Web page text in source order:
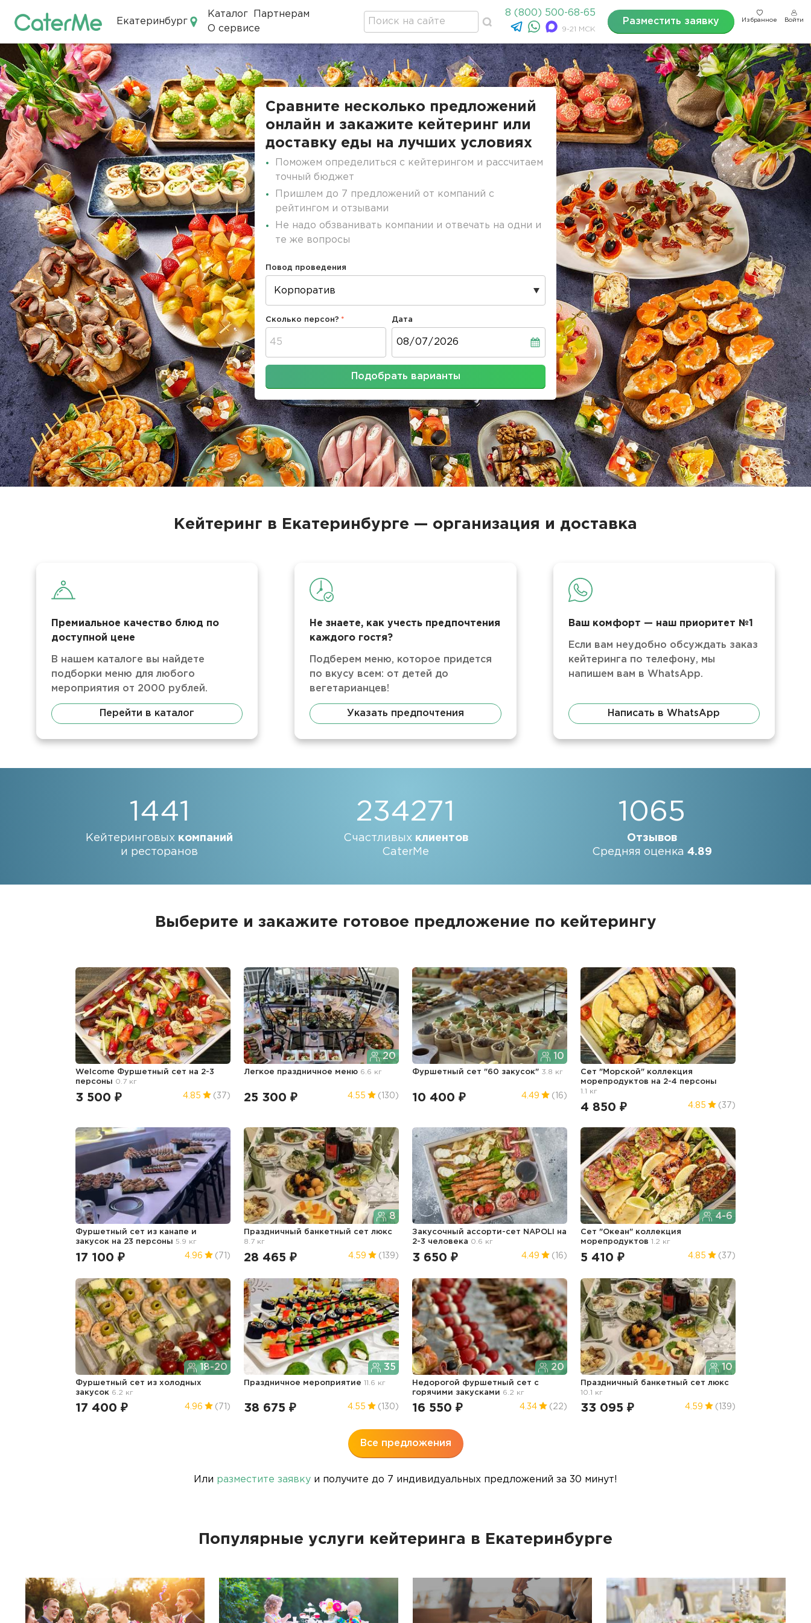
Екатеринбург
Каталог
Партнерам
О сервисе
8 (800) 500-68-65
9-21 МСК
Разместить заявку Избранное Войти
Сравните несколько предложений
онлайн и закажите кейтеринг или
доставку еды на лучших условиях
Поможем определиться с кейтерингом и рассчитаем
точный бюджет
Пришлем до 7 предложений от компаний с
рейтингом и отзывами
Не надо обзванивать компании и отвечать на одни и
те же вопросы
Повод проведения
Сколько персон? Дата
Подобрать варианты
Кейтеринг в Екатеринбурге — организация и доставка
Премиальное качество блюд по
доступной цене
В нашем каталоге вы найдете
подборки меню для любого
мероприятия от 2000 рублей.
Перейти в каталог
Не знаете, как учесть предпочтения
каждого гостя?
Подберем меню, которое придется
по вкусу всем: от детей до
вегетарианцев!
Указать предпочтения
Ваш комфорт — наш приоритет №1
Если вам неудобно обсуждать заказ
кейтеринга по телефону, мы
напишем вам в WhatsApp.
Написать в WhatsApp
1441
Кейтеринговых компаний
и ресторанов
234271
Счастливых клиентов
CaterMe
1065
Отзывов
Средняя оценка 4.89
Выберите и закажите готовое предложение по кейтерингу
Welcome Фуршетный сет на 2-3
персоны 0.7 кг
3 500 ₽ 4.85 (37)
20
Легкое праздничное меню 6.6 кг
25 300 ₽ 4.55 (130)
10
Фуршетный сет "60 закусок" 3.8 кг
10 400 ₽ 4.49 (16)
Сет "Морской" коллекция
морепродуктов на 2-4 персоны
1.1 кг
4 850 ₽ 4.85 (37)
Фуршетный сет из канапе и
закусок на 23 персоны5.9 кг
17 100 ₽ 4.96 (71)
8
Праздничный банкетный сет люкс
8.7 кг
28 465 ₽ 4.59 (139)
Закусочный ассорти-сет NAPOLI на
2-3 человека 0.6 кг
3 650 ₽ 4.49 (16)
4-6
Сет "Океан" коллекция
морепродуктов
1.2 кг
5 410 ₽ 4.85 (37)
18-20
Фуршетный сет из холодных
закусок 6.2 кг
17 400 ₽ 4.96 (71)
35
Праздничное мероприятие11.6 кг
38 675 ₽ 4.55 (130)
20
Недорогой фуршетный сет с
горячими закусками 6.2 кг
16 550 ₽ 4.34 (22)
10
Праздничный банкетный сет люкс
10.1 кг
33 095 ₽ 4.59 (139)
Все предложения
Или разместите заявку и получите до 7 индивидуальных предложений за 30 минут!
Популярные услуги кейтеринга в Екатеринбурге